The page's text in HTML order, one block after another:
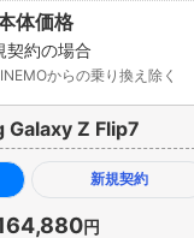
体価格
契約の場合
からの乗り換え除く
Galaxy Z Flip7
新規契約
円